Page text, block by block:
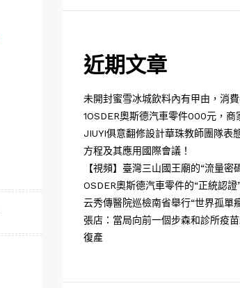
近期文章
未開封蜜雪冰城飲料內有甲由，消
1OSDER奧斯德汽車零件000元，
JIUYI俱意翻修設計華珠教師團隊表
方程及其應用國際會議！
【視頻】臺灣三山國王廟的“流量密
OSDER奧斯德汽車零件的“正統認證
云秀傳醫院巡檢南省舉行“世界孤單
張店：當局向前一個步森和診所疫
復產